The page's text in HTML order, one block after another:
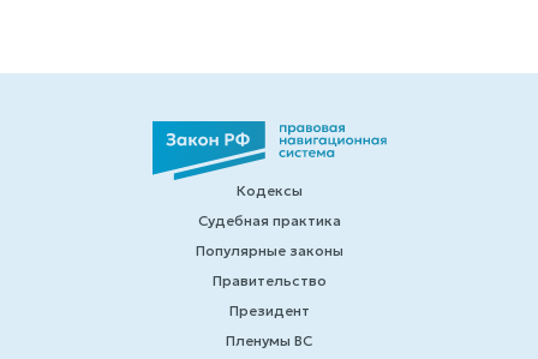
Кодексы
Судебная практика
Популярные законы
Правительство
Президент
Пленумы ВС